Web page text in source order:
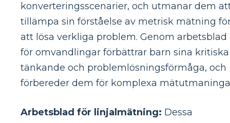
konverteringsscenarier, och utmanar dem
tillämpa sin förståelse av metrisk mätning
att lösa verkliga problem. Genom arbetsblad
för omvandlingar förbättrar barn sina kritiska
tänkande och problemlösningsförmåga, och
förbereder dem för komplexa
Arbetsblad för linjalmätning: Dessa